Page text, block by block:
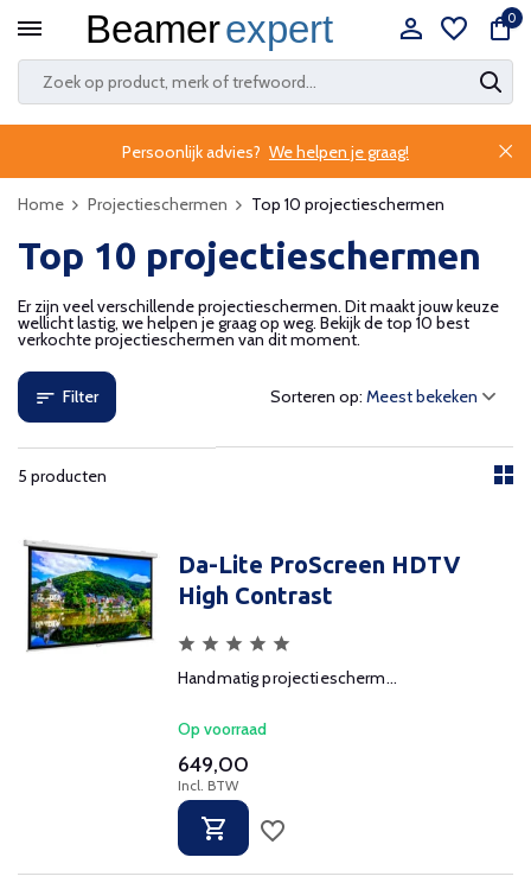
0
Persoonlijk advies? We helpen je graag!
Home Projectieschermen Top 10 projectieschermen
Top 10 projectieschermen
Er zijn veel verschillende projectieschermen. Dit maakt jouw keuze
wellicht lastig, we helpen je graag op weg. Bekijk de top 10 best
verkochte projectieschermen van dit moment.
Filter
5 producten
Sorteren op:
Da-Lite ProScreen HDTV
High Contrast
Handmatig projectiescherm...
Op voorraad
649,00
Incl. BTW